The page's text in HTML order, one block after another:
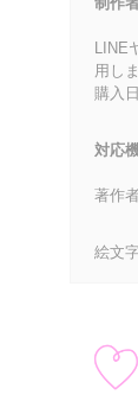
LINE
用し
購入
対応
著作
絵文